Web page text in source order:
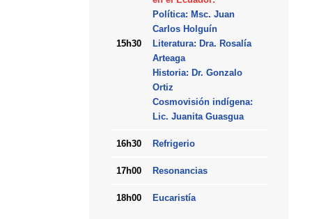
15h30
Política: Msc. Juan
Carlos Holguín
Literatura: Dra. Rosalía
Arteaga
Historia: Dr. Gonzalo
Ortiz
Cosmovisión indígena:
Lic. Juanita Guasgua
16h30 Refrigerio
17h00 Resonancias
18h00 Eucaristía